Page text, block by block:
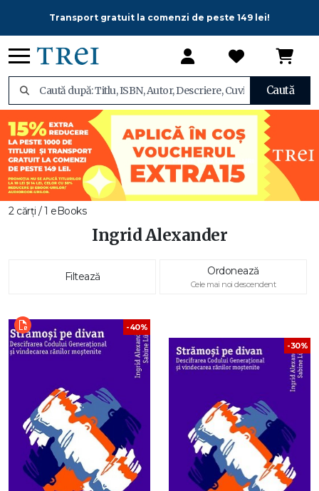
Transport gratuit la comenzi de peste 149 lei!
Caută
2 cărți / 1 eBooks
Ingrid Alexander
Filtează Ordonează
Cele mai noi descendent
-40%
-30%